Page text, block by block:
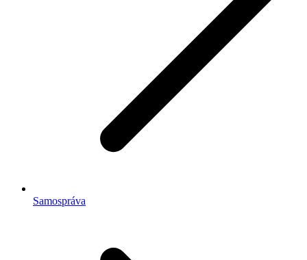
Samospráva